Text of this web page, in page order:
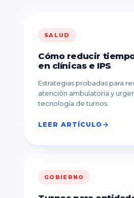
SALUD
Cómo reducir
en clínicas e IPS
Estrategias probadas para
atención ambulatoria y
tecnología de turnos.
LEER ARTÍCULO
GOBIERNO